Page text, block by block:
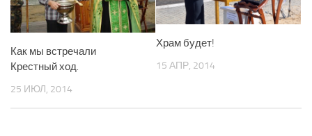
Как мы встречали
Крестный ход.
25 ИЮЛ, 2014
Храм будет!
15 АПР, 2014